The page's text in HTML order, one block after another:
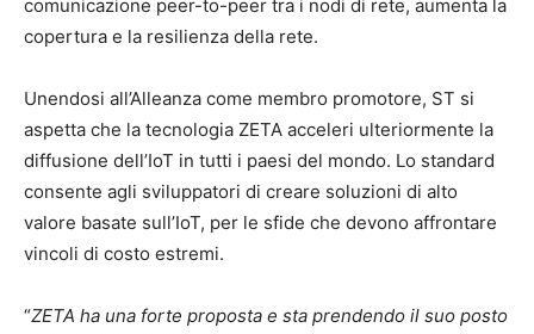
comunicazione peer-to-peer tra i nodi di rete, aumenta la
copertura e la resilienza della rete.
Unendosi all’Alleanza come membro promotore, ST si
aspetta che la tecnologia ZETA acceleri ulteriormente la
diffusione dell’IoT in tutti i paesi del mondo. Lo standard
consente agli sviluppatori di creare soluzioni di alto
valore basate sull’IoT, per le sfide che devono affrontare
vincoli di costo estremi.
“ZETA ha una forte proposta e sta prendendo il suo posto